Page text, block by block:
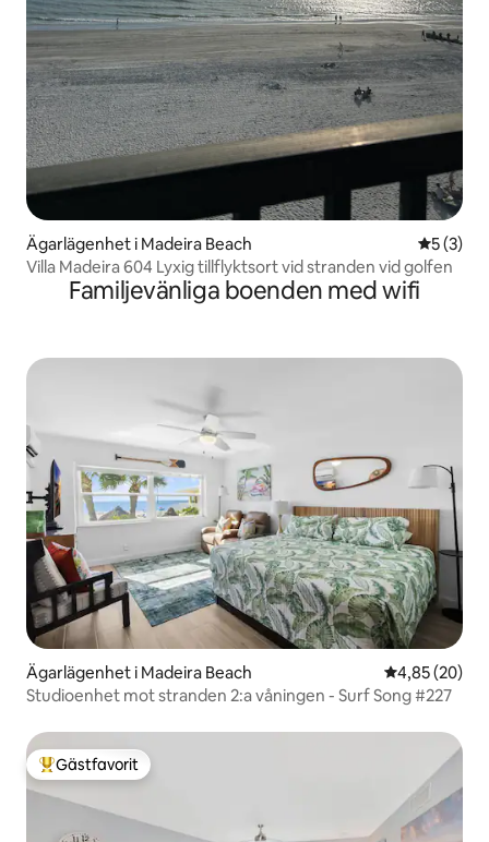
Ägarlägenhet i Madeira Beach 5 av 5 i
5 (3)
Villa Madeira 604 Lyxig tillflyktsort vid stranden vid golfen
Familjevänliga boenden med wifi
Ägarlägenhet i Madeira Beach 4,85 av 5 i
4,85 (20)
Studioenhet mot stranden 2:a våningen - Surf Song #227
Populär gästfavorit
Gästfavorit